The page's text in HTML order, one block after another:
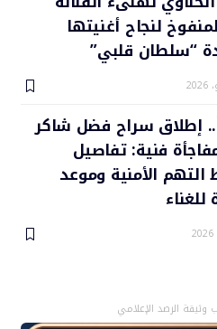
لنجاح أغنيتها
“سلطان قلبي”
إطلاق سراح فضل شاكر
فنية: تفاصيل
الأمنية وموعد
للغناء
وثيقة الرصد الإعلامي